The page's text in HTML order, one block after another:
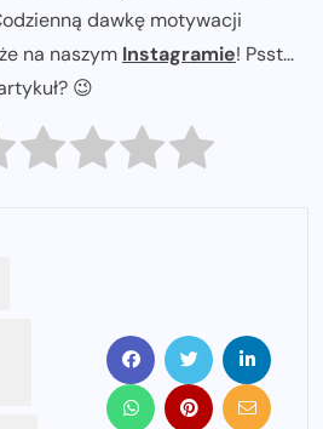
dawkę motywacji
na naszym Instagramie! Psst...
😉